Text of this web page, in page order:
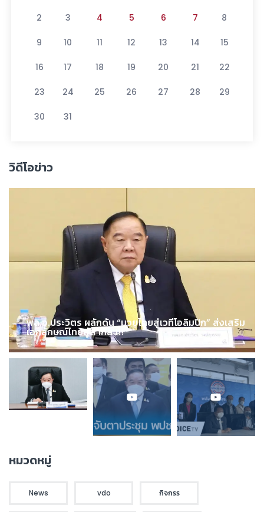
2 3 4 5 6 7 8
9 10 11 12 13 14 15
16 17 18 19 20 21 22
23 24 25 26 27 28 29
30 31
วิดีโอข่าว
พล.อ.ประวิตร ผลักดัน “มวยไทยสู่เวทีโอลิมปิก” ส่งเสริม
เอกลักษณ์ไทยสู่สากล !!!
หมวดหมู่
News vdo กิจกรร